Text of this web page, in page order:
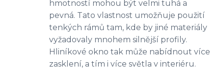
hmotností mohou být velmi tuhá a
pevná. Tato vlastnost umožňuje použití
tenkých rámů tam, kde by jiné materiály
vyžadovaly mnohem silnější profily.
Hliníkové okno tak může nabídnout více
zasklení, a tím i více světla v interiéru.